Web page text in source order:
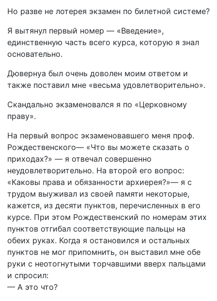
Но разве не лотерея экзамен по билетной системе?
Я вытянул первый номер — «Введение»,
единственную часть всего курса, которую я знал
основательно.
Дювернуа был очень доволен моим ответом и
также поставил мне «весьма удовлетворительно».
Скандально экзаменовался я по «Церковному
праву».
На первый вопрос экзаменовавшего меня проф.
Рождественского— «Что вы можете сказать о
приходах?» — я отвечал совершенно
неудовлетворительно. На второй его вопрос:
«Каковы права и обязанности архиерея?»— я с
трудом выуживал из своей памяти некоторые,
кажется, из десяти пунктов, перечисленных в его
курсе. При этом Рождественский по номерам этих
пунктов отгибал соответствующие пальцы на
обеих руках. Когда я остановился и остальных
пунктов не мог припомнить, он выставил мне обе
руки с неотогнутыми торчавшими вверх пальцами
и спросил:
— А это что?